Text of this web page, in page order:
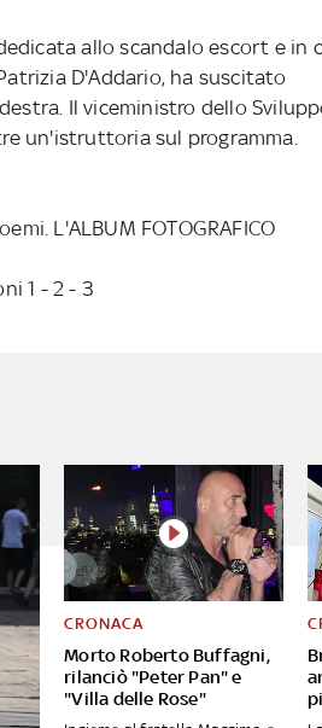
allo scandalo escort e in
D'Addario, ha suscitato
Il viceministro dello
un'istruttoria sul programma.
L'ALBUM FOTOGRAFICO
1 - 2 - 3
Morto Roberto Buffagni,
rilanciò "Peter Pan" e
"Villa delle Rose"
CRONACA